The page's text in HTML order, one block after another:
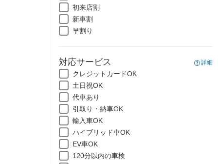
初来店割
新車割
早割り
対応サービス 詳細
クレジットカードOK
土日祝OK
代車あり
引取り・納車OK
輸入車OK
ハイブリッド車OK
EV車OK
120分以内の車検